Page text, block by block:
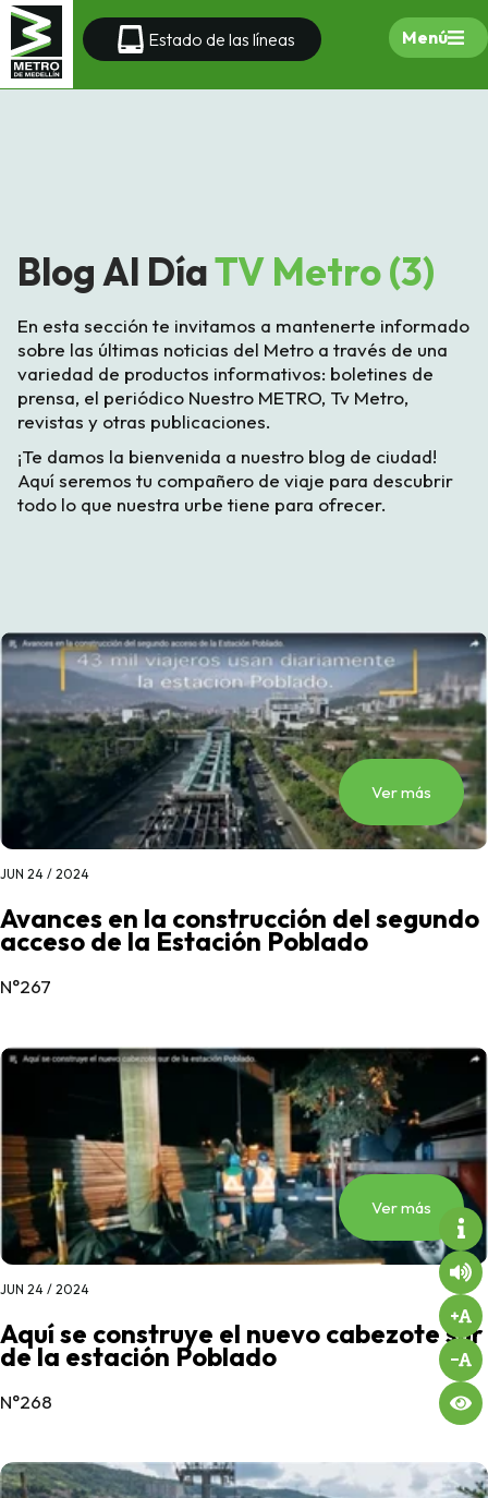
Estado de las líneas Menú
Blog Al DíaTV Metro (3)
En esta sección te invitamos a mantenerte informado
sobre las últimas noticias del Metro a través de una
variedad de productos informativos: boletines de
prensa, el periódico Nuestro METRO, Tv Metro,
revistas y otras publicaciones.
¡Te damos la bienvenida a nuestro blog de ciudad!
Aquí seremos tu compañero de viaje para descubrir
todo lo que nuestra urbe tiene para ofrecer.
Ver más
JUN 24 / 2024
Avances en la construcción del segundo
acceso de la Estación Poblado
N°267
Ver más
JUN 24 / 2024
Aquí se construye el nuevo cabezote sur
de la estación Poblado
N°268